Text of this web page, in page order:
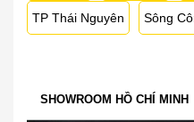
TP Thái Nguyên Sông
SHOWROOM HỒ CHÍ MINH